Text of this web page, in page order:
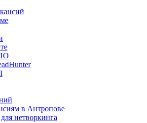
в Антропове
нетворкинга